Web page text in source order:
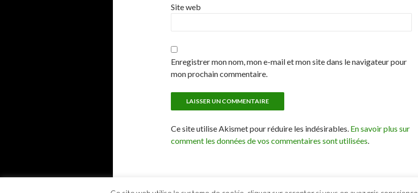
Site web
Enregistrer mon nom, mon e-mail et mon site dans le navigateur pour
mon prochain commentaire.
Ce site utilise Akismet pour réduire les indésirables. En savoir plus sur
comment les données de vos commentaires sont utilisées.